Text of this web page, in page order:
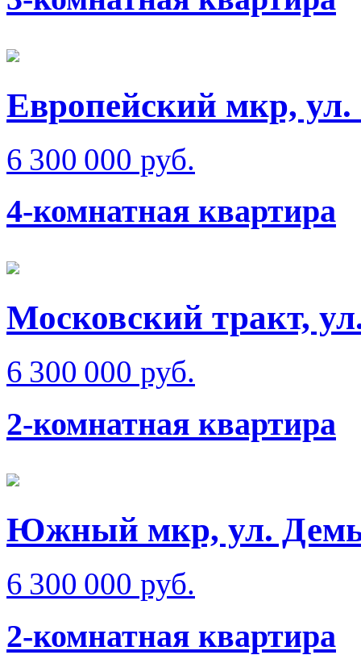
Европейский мкр, ул.
6 300 000 руб.
4-комнатная квартира
Московский тракт,
6 300 000 руб.
2-комнатная квартира
Южный мкр, ул.
6 300 000 руб.
2-комнатная квартира